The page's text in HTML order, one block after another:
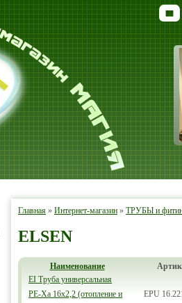
Главная » Интернет-магазин » ТРУБЫ и
ELSEN
Наименование
EI Труба универсальная
РЕ-Ха 16х2,2 (отопление и
EРU